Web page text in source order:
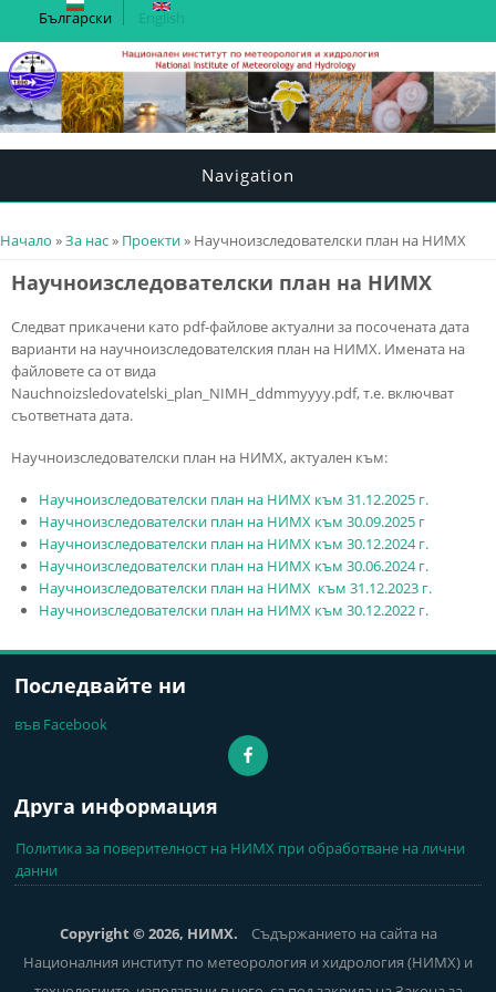
Български English
Navigation
You are here
Начало »За нас» Проекти» Научноизследователски план на НИМХ
Научноизследователски план на НИМХ
Следват прикачени като pdf-файлове актуални за посочената дата
варианти на научноизследователския план на НИМХ. Имената на
файловете са от вида
Nauchnoizsledovatelski_plan_NIMH_ddmmyyyy.pdf, т.е. включват
съответната дата.
Научноизследователски план на НИМХ, актуален към:
Научноизследователски план на НИМХ към 31.12.2025 г.
Научноизследователски план на НИМХ към 30.09.2025 г
Научноизследователски план на НИМХ към 30.12.2024 г.
Научноизследователски план на НИМХ към 30.06.2024 г.
Научноизследователски план на НИМХ към 31.12.2023 г.
Научноизследователски план на НИМХ към 30.12.2022 г.
Последвайте ни
във Facebook
Друга информация
Политика за поверителност на НИМХ при обработване на лични
данни
Copyright © 2026, НИМХ. Съдържанието на сайта на
Националния институт по метеорология и хидрология (НИМХ) и